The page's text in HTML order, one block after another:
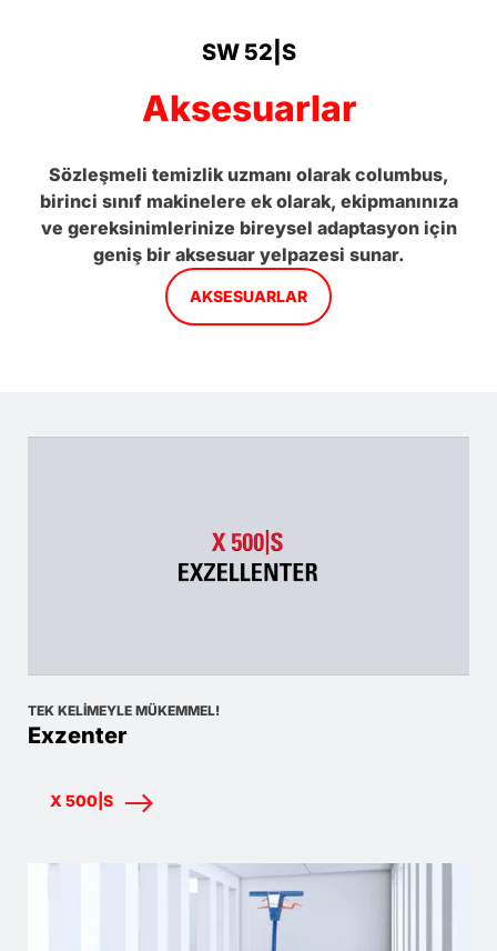
SW 52|S
Aksesuarlar
Sözleşmeli temizlik uzmanı olarak columbus,
birinci sınıf makinelere ek olarak, ekipmanınıza
ve gereksinimlerinize bireysel adaptasyon için
geniş bir aksesuar yelpazesi sunar.
AKSESUARLAR
TEK KELIMEYLE MÜKEMMEL!
Exzenter
X 500|S